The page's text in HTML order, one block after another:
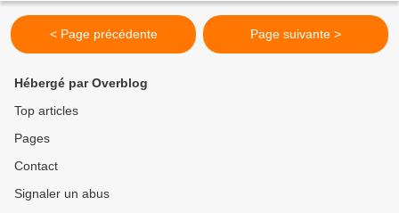
< Page précédente Page suivante >
Hébergé par Overblog
Top articles
Pages
Contact
Signaler un abus